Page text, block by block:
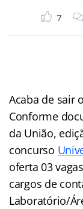
7
Acaba de sair
Conforme
da União,
concurso
oferta 03
cargos de
Laboratório/